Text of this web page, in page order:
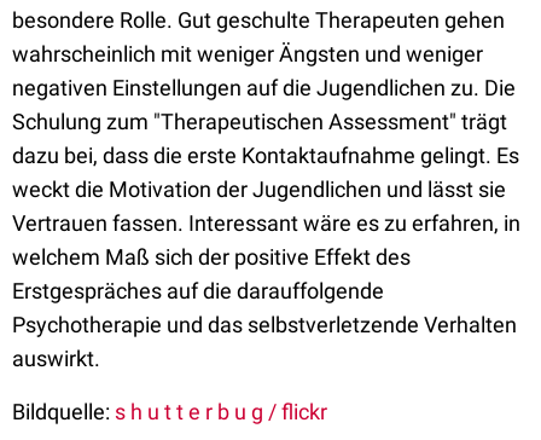
besondere Rolle. Gut geschulte Therapeuten gehen
wahrscheinlich mit weniger Ängsten und weniger
negativen Einstellungen auf die Jugendlichen zu. Die
Schulung zum "Therapeutischen Assessment" trägt
dazu bei, dass die erste Kontaktaufnahme gelingt. Es
weckt die Motivation der Jugendlichen und lässt sie
Vertrauen fassen. Interessant wäre es zu erfahren, in
welchem Maß sich der positive Effekt des
Erstgespräches auf die darauffolgende
Psychotherapie und das selbstverletzende Verhalten
auswirkt.
Bildquelle: s h u t t e r b u g / flickr